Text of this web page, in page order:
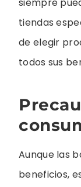
tiendas
de elegir
todos sus
Aunque las
beneficios,